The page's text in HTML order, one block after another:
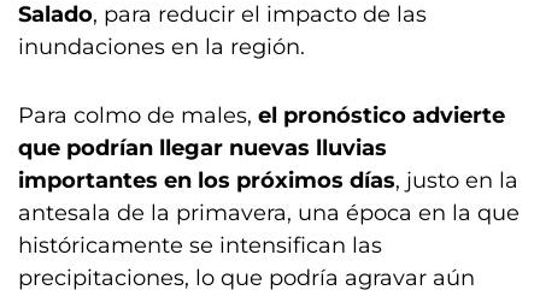
Salado, para reducir el impacto de las
inundaciones en la región.
Para colmo de males, el pronóstico advierte
que podrían llegar nuevas lluvias
importantes en los próximos días, justo en la
antesala de la primavera, una época en la que
históricamente se intensifican las
precipitaciones, lo que podría agravar aún